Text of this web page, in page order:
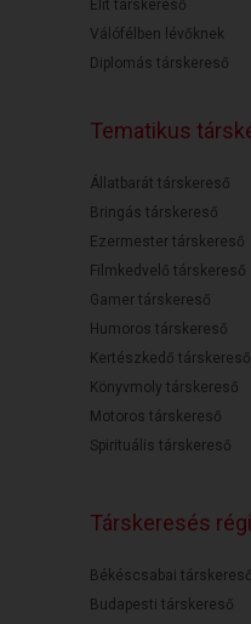
Elit társkereső
Válófélben lévőknek
Diplomás társkereső
Tematikus
Állatbarát társkereső
Bringás társkereső
Ezermester társkereső
Filmkedvelő társkereső
Gamer társkereső
Humoros társkereső
Kertészkedő társkereső
Könyvmoly társkereső
Motoros társkereső
Spirituális társkereső
Társkeresés
Békéscsabai társkereső
Budapesti társkereső